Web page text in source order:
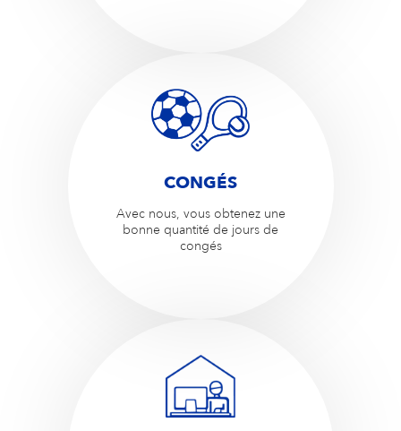
CONGÉS
Avec nous, vous obtenez une
bonne quantité de jours de
congés